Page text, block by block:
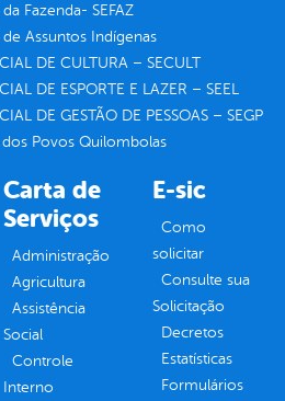
Fazenda- SEFAZ
de Assuntos Indígenas
DE CULTURA – SECULT
DE ESPORTE E LAZER – SEEL
DE GESTÃO DE PESSOAS – SEGP
dos Povos Quilombolas
Carta de
Serviços
Administração
Agricultura
Assistência
Social
Controle
Interno
E-sic
Como
solicitar
Consulte sua
Solicitação
Decretos
Estatísticas
Formulários